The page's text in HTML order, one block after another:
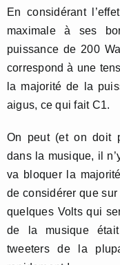
En considérant
maximale à ses
puissance de 200
correspond à une
la majorité de la
aigus, ce qui fait C1.
On peut (et on doit
dans la musique, il
va bloquer la
de considérer que
quelques Volts qui
de la musique
tweeters de la